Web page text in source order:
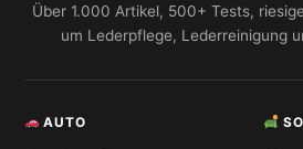
Über 1.000 Artikel, 500+ Tests,
um Lederpflege, Lederreinigung
AUTO